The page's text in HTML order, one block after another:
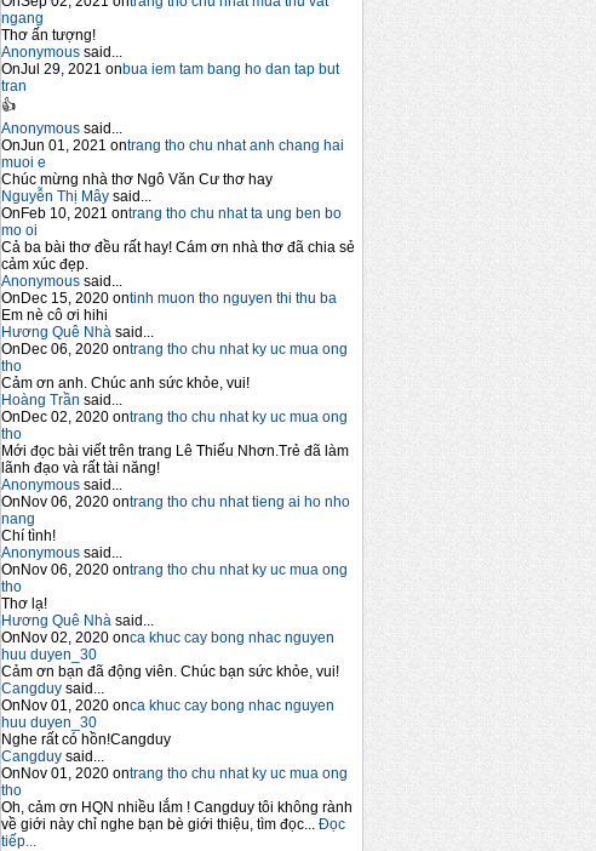
ngang
Thơ ấn tượng!
Anonymous said...
OnJul 29, 2021 onbua iem tam bang ho dan tap but
tran
👍
Anonymous said...
OnJun 01, 2021 ontrang tho chu nhat anh chang hai
muoi e
Chúc mừng nhà thơ Ngô Văn Cư thơ hay
Nguyễn Thị Mây said...
OnFeb 10, 2021 ontrang tho chu nhat ta ung ben bo
mo oi
Cả ba bài thơ đều rất hay! Cám ơn nhà thơ đã chia sẻ
cảm xúc đẹp.
Anonymous said...
OnDec 15, 2020 ontinh muon tho nguyen thi thu ba
Em nè cô ơi hihi
Hương Quê Nhà said...
OnDec 06, 2020 ontrang tho chu nhat ky uc mua ong
tho
Cảm ơn anh. Chúc anh sức khỏe, vui!
Hoàng Trần said...
OnDec 02, 2020 ontrang tho chu nhat ky uc mua ong
tho
Mới đọc bài viết trên trang Lê Thiếu Nhơn.Trẻ đã làm
lãnh đạo và rất tài năng!
Anonymous said...
OnNov 06, 2020 ontrang tho chu nhat tieng ai ho nho
nang
Chí tình!
Anonymous said...
OnNov 06, 2020 ontrang tho chu nhat ky uc mua ong
tho
Thơ lạ!
Hương Quê Nhà said...
OnNov 02, 2020 onca khuc cay bong nhac nguyen
huu duyen_30
Cảm ơn bạn đã động viên. Chúc bạn sức khỏe, vui!
Cangduy said...
OnNov 01, 2020 onca khuc cay bong nhac nguyen
huu duyen_30
Nghe rất có hồn!Cangduy
Cangduy said...
OnNov 01, 2020 ontrang tho chu nhat ky uc mua ong
tho
Oh, cảm ơn HQN nhiều lắm ! Cangduy tôi không rành
về giới này chỉ nghe bạn bè giới thiệu, tìm đọc... Đọc
tiếp...